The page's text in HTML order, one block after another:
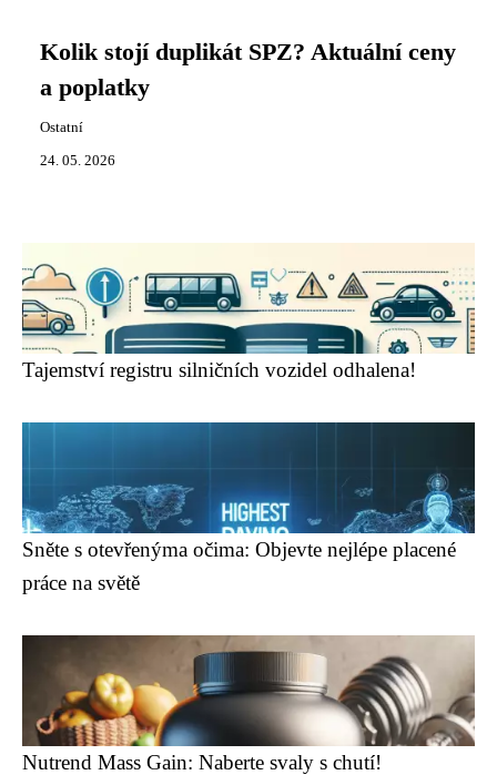
Kolik stojí duplikát SPZ? Aktuální ceny
a poplatky
Ostatní
24. 05. 2026
Tajemství registru silničních vozidel odhalena!
Sněte s otevřenýma očima: Objevte nejlépe placené
práce na světě
Nutrend Mass Gain: Naberte svaly s chutí!